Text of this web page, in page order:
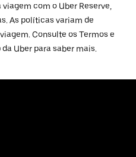
com o Uber Reserve,
As políticas variam de
Consulte os Termos e
Uber para saber mais.